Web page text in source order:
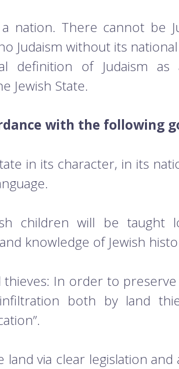
nation. There cannot be
Judaism without its
of Judaism as
Jewish State.
with the following
in its character, in its
children will be
knowledge of Jewish
In order to
both by land
land via clear legislation